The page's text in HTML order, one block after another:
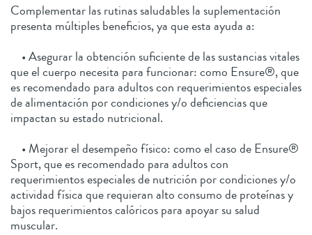
Complementar las rutinas saludables la suplementación
presenta múltiples beneficios, ya que esta ayuda a:
• Asegurar la obtención suficiente de las sustancias vitales
que el cuerpo necesita para funcionar: como Ensure®, que
es recomendado para adultos con requerimientos especiales
de alimentación por condiciones y/o deficiencias que
impactan su estado nutricional.
• Mejorar el desempeño físico: como el caso de Ensure®
Sport, que es recomendado para adultos con
requerimientos especiales de nutrición por condiciones y/o
actividad física que requieran alto consumo de proteínas y
bajos requerimientos calóricos para apoyar su salud
muscular.